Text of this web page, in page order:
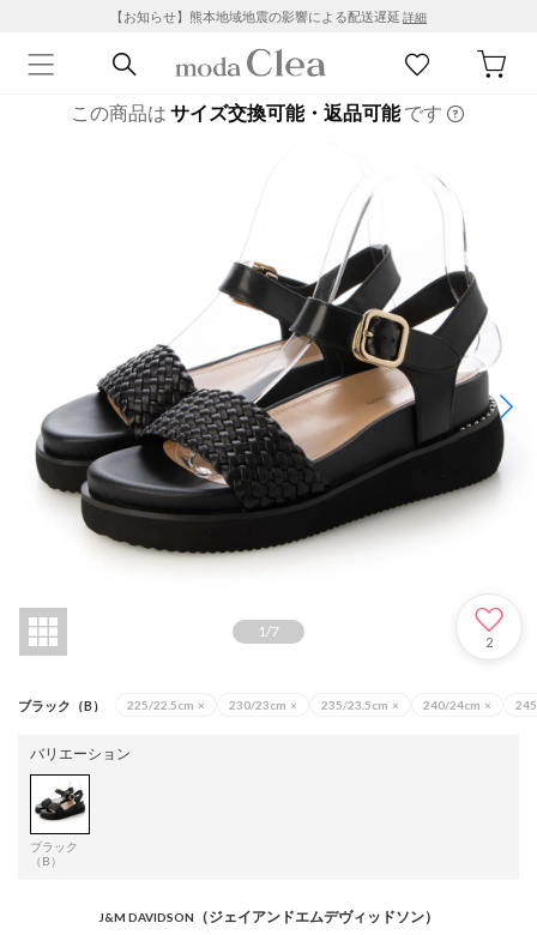
【お知らせ】熊本地域地震の影響による配送遅延 詳細
この商品は サイズ交換可能・返品可能です
1/7
2
ブラック（B） 225/22.5cm × 230/23cm × 235/23.5cm × 240/24cm ×
バリエーション
ブラック
（B）
J&M DAVIDSON （ジェイアンドエムデヴィッドソン）